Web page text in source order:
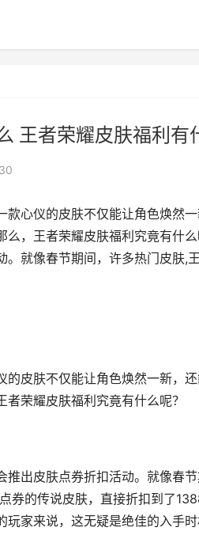
王者荣耀皮肤福利有
款心仪的皮肤不仅能让角色焕然
，王者荣耀皮肤福利究竟有什
就像春节期间，许多热门皮肤,
的皮肤不仅能让角色焕然一新，
荣耀皮肤福利究竟有什么呢？
推出皮肤点券折扣活动。就像春
券的传说皮肤，直接折扣到了
玩家来说，这无疑是绝佳的入手